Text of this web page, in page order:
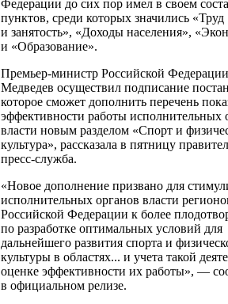
Федерации до сих пор имел в своем
пунктов, среди которых значились «Труд
и занятость», «Доходы населения»,
и «Образование».
Премьер-министр Российской
Медведев осуществил подписание
которое сможет дополнить перечень
эффективности работы исполнительных
власти новым разделом «Спорт и
культура», рассказала в пятницу
пресс-служба.
«Новое дополнение призвано для
исполнительных органов власти
Российской Федерации к более
по разработке оптимальных условий для
дальнейшего развития спорта и
культуры в областях... и учета такой
оценке эффективности их работы», —
в официальном релизе.